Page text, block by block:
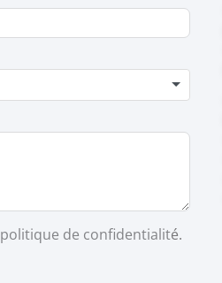
politique de confidentialité.